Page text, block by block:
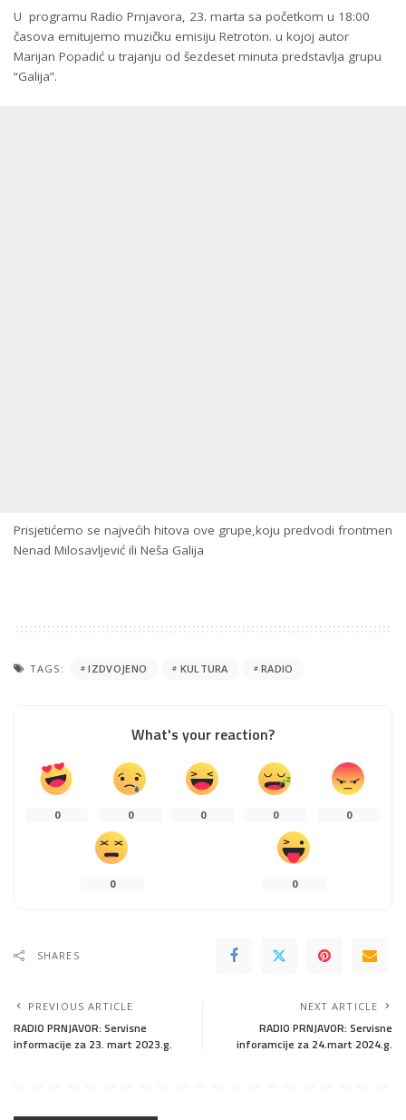
U programu Radio Prnjavora, 23. marta sa početkom u 18:00
časova emitujemo muzičku emisiju Retroton. u kojoj autor
Marijan Popadić u trajanju od šezdeset minuta predstavlja grupu
“Galija”.
Prisjetićemo se najvećih hitova ove grupe,koju predvodi frontmen
Nenad Milosavljević ili Neša Galija
TAGS: IZDVOJENO KULTURA RADIO
What's your reaction?
0 0 0 0 0
0 0
SHARES
PREVIOUS ARTICLE
RADIO PRNJAVOR: Servisne
informacije za 23. mart 2023.g.
NEXT ARTICLE
RADIO PRNJAVOR: Servisne
inforamcije za 24.mart 2024.g.